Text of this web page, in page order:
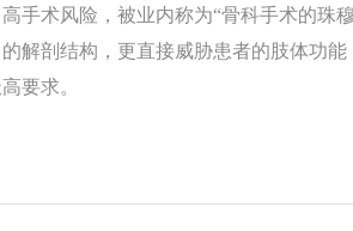
手术风险，被业内称为“骨科手术的珠
解剖结构，更直接威胁患者的肢体功
要求。